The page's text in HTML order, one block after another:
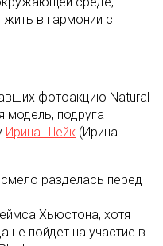
жить в гармонии с
фотоакцию Natural
модель, подруга
Ирина Шейк (Ирина
разделась перед
Хьюстона, хотя
не пойдет на участие в